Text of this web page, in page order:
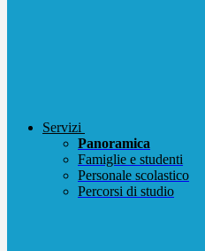
Servizi
Panoramica
Famiglie e studenti
Personale scolastico
Percorsi di studio